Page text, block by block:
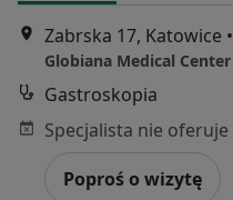
Zabrska 17, Katowice •
Globiana Medical Center
Gastroskopia
Poproś o wizytę